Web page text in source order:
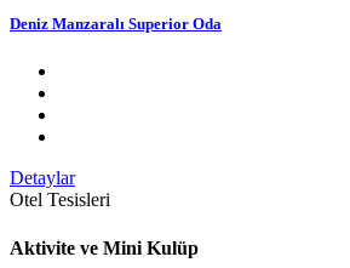
Deniz Manzaralı Superior Oda
Detaylar
Otel Tesisleri
Aktivite ve Mini Kulüp